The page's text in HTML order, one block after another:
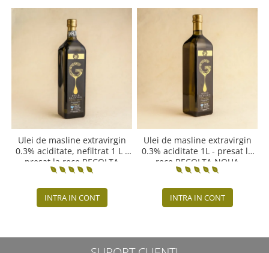
Ulei de masline extravirgin
0.3% aciditate, nefiltrat 1 L -
presat la rece RECOLTA
NOUA
INTRA IN CONT
Ulei de masline extravirgin
0.3% aciditate 1L - presat la
rece RECOLTA NOUA
INTRA IN CONT